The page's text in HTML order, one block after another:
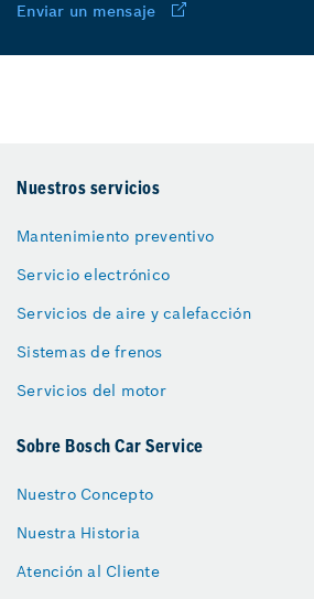
Enviar un mensaje
Nuestros servicios
Mantenimiento preventivo
Servicio electrónico
Servicios de aire y calefacción
Sistemas de frenos
Servicios del motor
Sobre Bosch Car Service
Nuestro Concepto
Nuestra Historia
Atención al Cliente